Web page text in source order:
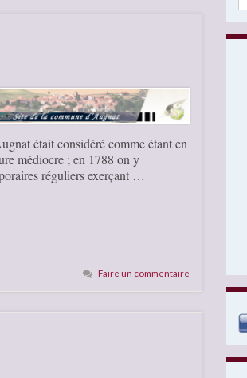
était considéré comme étant en
médiocre ; en 1788 on y
réguliers exerçant …
Faire un commentaire